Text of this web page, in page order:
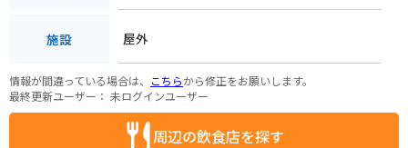
施設 屋外
情報が間違っている場合は、 こちらから修正をお願いします。
最終更新ユーザー： 未ログインユーザー
周辺の飲食店を探す